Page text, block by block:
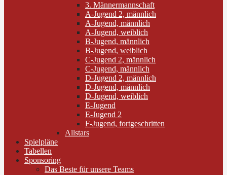
3. Männermannschaft
A-Jugend 2, männlich
A-Jugend, männlich
A-Jugend, weiblich
B-Jugend, männlich
B-Jugend, weiblich
C-Jugend 2, männlich
C-Jugend, männlich
D-Jugend 2, männlich
D-Jugend, männlich
D-Jugend, weiblich
E-Jugend
E-Jugend 2
F-Jugend, fortgeschritten
Allstars
Spielpläne
Tabellen
Sponsoring
Das Beste für unsere Teams